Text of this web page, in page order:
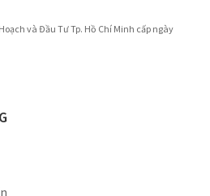
và Đầu Tư Tp. Hồ Chí Minh cấp ngày